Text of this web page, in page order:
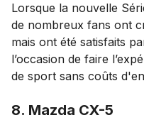
Lorsque la nouvelle
de nombreux fans ont
mais ont été satisfaits
l’occasion de faire
de sport sans coûts
8. Mazda CX-5